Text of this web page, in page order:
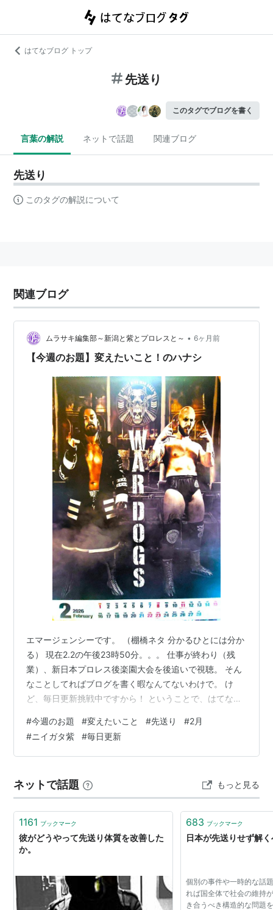
はてなブログ トップ
先送り
このタグでブログを書く
言葉の解説 ネットで話題 関連ブログ
先送り
このタグの解説について
関連ブログ
ムラサキ編集部～新潟と紫とプロレスと～ • 6ヶ月前
【今週のお題】変えたいこと！のハナシ
エマージェンシーです。 （棚橋ネタ 分かるひとには分か
る） 現在2.2の午後23時50分。。。 仕事が終わり（残
業）、新日本プロレス後楽園大会を後追いで視聴。 そん
なことしてればブログを書く暇なんてないわけで。 け
ど、毎日更新挑戦中ですから！ ということで、はてなブ
「先送り体質」を変えたいのです。 今年に入り、まずは1
月の一か月間を準備期間にあてようとしました。 部屋の
整理、車の中の整理、ブログのリニューアルなど。 結
月に持ち越しになりました。 まぁ急いでやることでもな
いんですけどね。 あと…
#今週のお題 #変えたいこと #先送り #2月
#ニイガタ紫 #毎日更新
ネットで話題 もっと見る
1161 ブックマーク
彼がどうやって先送り体質を改善した
か。
683 ブックマーク
日本が先送りせず解
個別の事件や一時的な話
れば国全体で社会の維
き合うべき構造的な問題